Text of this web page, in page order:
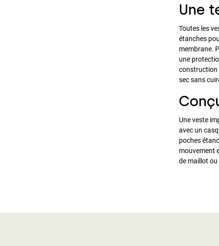
Une
Toutes les
étanches
membrane.
une
construction
sec sans
Une veste
avec un
poches
mouvement
de maillot